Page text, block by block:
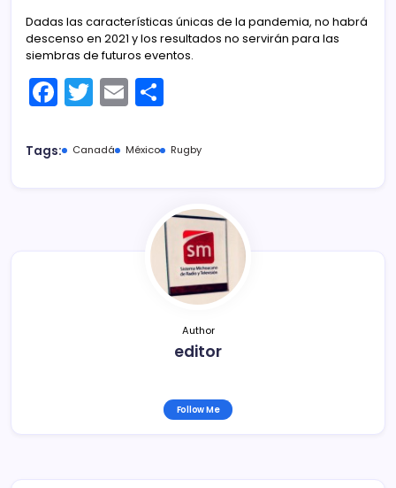
Dadas las características únicas de la pandemia, no habrá
descenso en 2021 y los resultados no servirán para las
siembras de futuros eventos.
F
a
c
T
w
itt
E
m
ai m
ar
tir
Tags: Canadá México Rugby
Author
editor
Follow Me